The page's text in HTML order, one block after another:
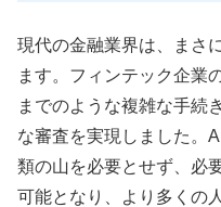
現代の金融業界は、まさ
ます。フィンテック企業
までのような複雑な手続
な審査を実現しました。
類の山を必要とせず、必
可能となり、より多くの